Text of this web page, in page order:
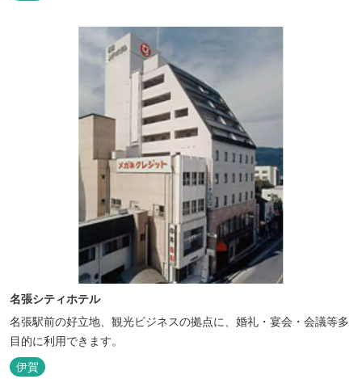
名張シティホテル
名張駅前の好立地、観光ビジネスの拠点に、婚礼・宴会・会議等多
目的に利用できます。
伊賀